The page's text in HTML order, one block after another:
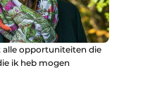
alle opportuniteiten die
ik heb mogen